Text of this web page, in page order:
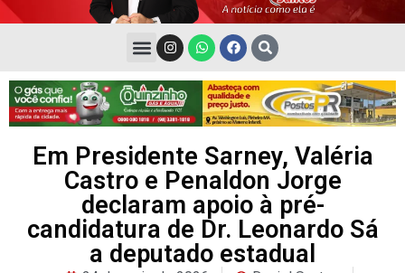
Em Presidente Sarney, Valéria
Castro e Penaldon Jorge
declaram apoio à pré-
candidatura de Dr. Leonardo Sá
a deputado estadual